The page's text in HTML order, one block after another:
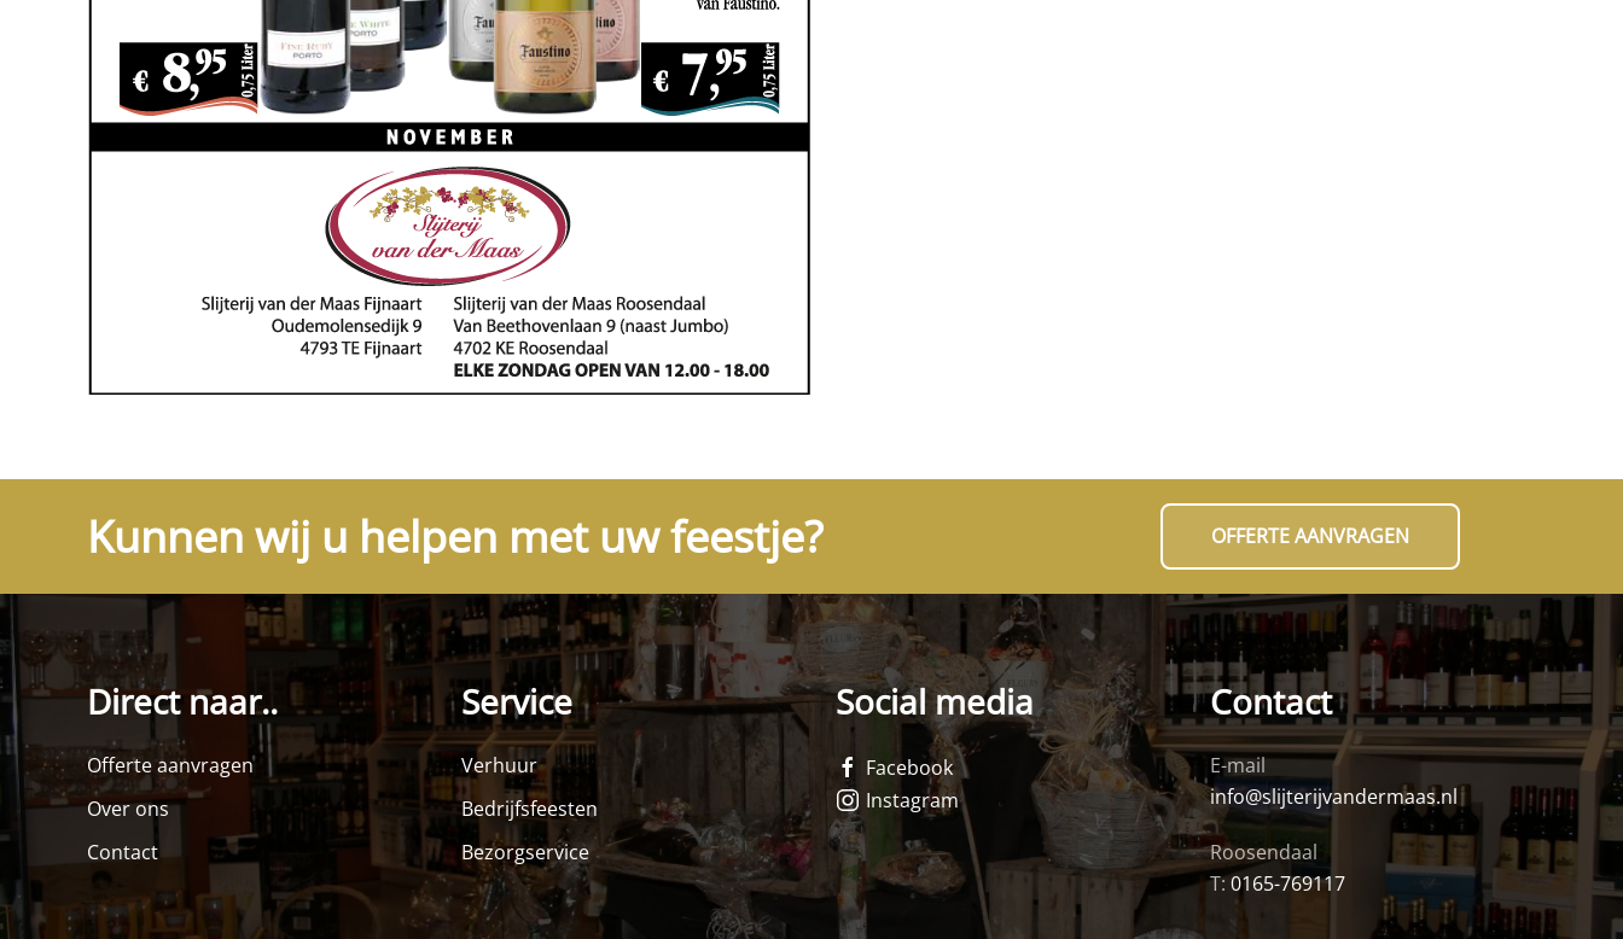
Kunnen wij u helpen met uw feestje? OFFERTE AANVRAGEN
Direct naar..
Offerte aanvragen
Over ons
Contact
Service
Verhuur
Bedrijfsfeesten
Bezorgservice
Social media
Facebook
Instagram
Contact
E-mail
info@slijterijvandermaas.nl
Roosendaal
T:0165-769117